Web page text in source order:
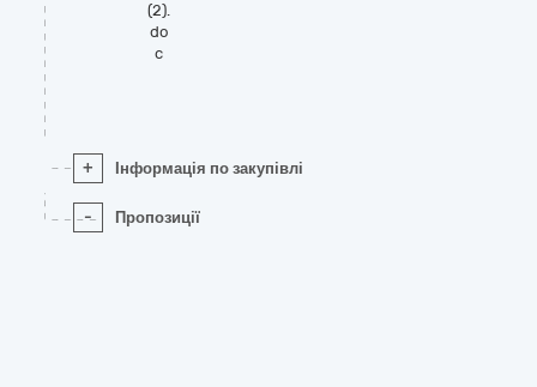
(2).
do
c
+ Інформація по закупівлі
- Пропозиції